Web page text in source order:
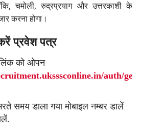
चमोली, रुद्रप्रयाग और उत्तरकाशी के
करना होगा।
प्रवेश पत्र
को ओपन
auth/get-
समय डाला गया मोबाइल नम्बर डालें